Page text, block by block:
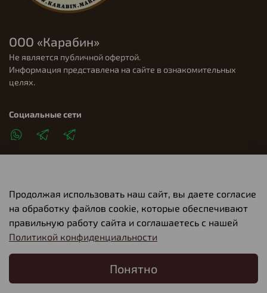
Клиентам
О компании
ООО «Карабин»
Не является публичной офертой.
Информация представлена на сайте в ознакомительных
целях.
Социальные сети
Продолжая использовать наш сайт, вы даете согласие
на обработку файлов cookie, которые обеспечивают
правильную работу сайта и соглашаетесь с нашей
Политикой конфиденциальности
Понятно